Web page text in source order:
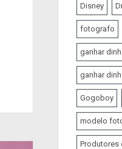
Disney
fotografo
ganhar
ganhar
Gogoboy
modelo
Produtores